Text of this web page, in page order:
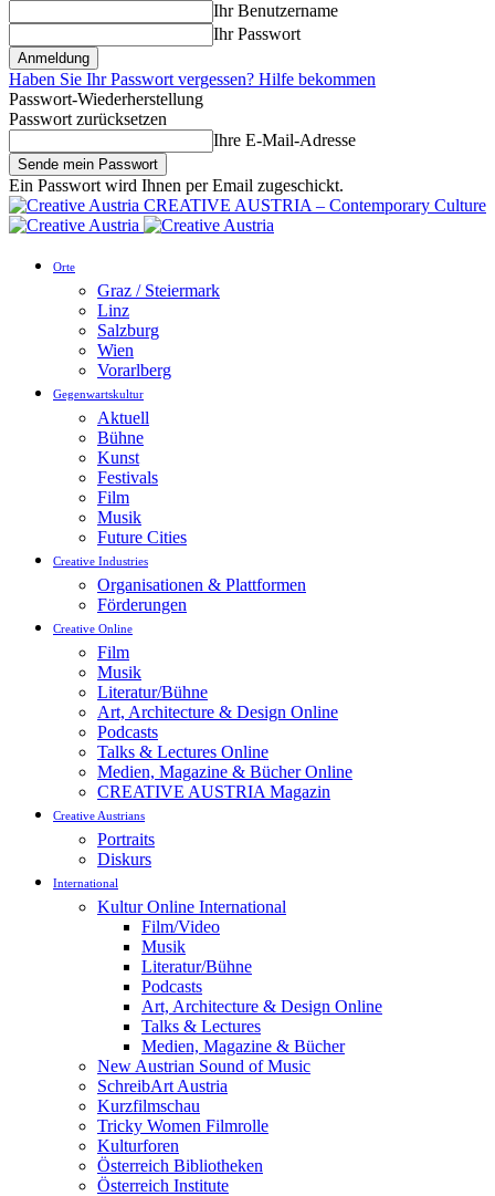
Ihr Benutzername
Ihr Passwort
Haben Sie Ihr Passwort vergessen? Hilfe bekommen
Passwort-Wiederherstellung
Passwort zurücksetzen
Ihre E-Mail-Adresse
Ein Passwort wird Ihnen per Email zugeschickt.
CREATIVE AUSTRIA – Contemporary Culture
Orte
Graz / Steiermark
Linz
Salzburg
Wien
Vorarlberg
Gegenwartskultur
Aktuell
Bühne
Kunst
Festivals
Film
Musik
Future Cities
Creative Industries
Organisationen & Plattformen
Förderungen
Creative Online
Film
Musik
Literatur/Bühne
Art, Architecture & Design Online
Podcasts
Talks & Lectures Online
Medien, Magazine & Bücher Online
CREATIVE AUSTRIA Magazin
Creative Austrians
Portraits
Diskurs
International
Kultur Online International
Film/Video
Musik
Literatur/Bühne
Podcasts
Art, Architecture & Design Online
Talks & Lectures
Medien, Magazine & Bücher
New Austrian Sound of Music
SchreibArt Austria
Kurzfilmschau
Tricky Women Filmrolle
Kulturforen
Österreich Bibliotheken
Österreich Institute